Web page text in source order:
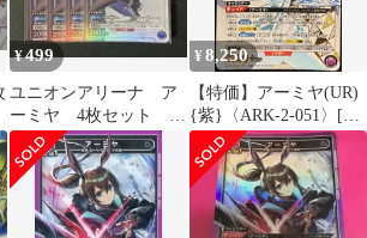
¥499
ユニオンアリーナ ア
ーミヤ 4枚セット V
ジャンプ UAPR/ARK-
1-040
¥8,250
【特価】アーミヤ(UR)
{紫}〈ARK-2-051〉[ユ
ニオンレア争奪バトル
–アークナイツ–]